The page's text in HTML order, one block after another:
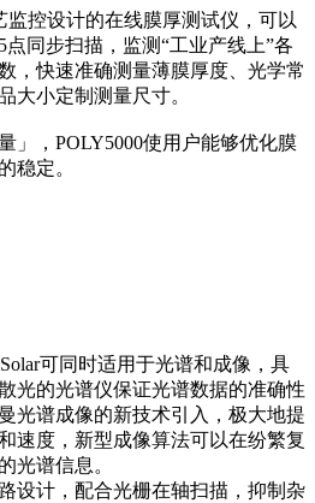
监控设计的在线膜厚测试仪，可以
同步扫描，监测“工业产线上”各
，快速准确测量薄膜厚度、光学常
大小定制测量尺寸。
」，POLY5000使用户能够优化膜
稳定。
可同时适用于光谱和成像，具
光的光谱仪保证光谱数据的准确性
光谱成像的新技术引入，极大地提
速度，新型成像算法可以在纷繁复
光谱信息。
设计，配合光栅在轴扫描，抑制杂